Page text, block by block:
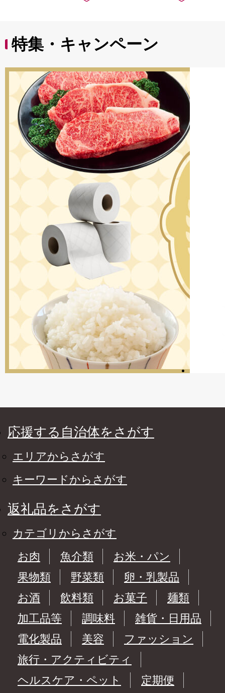
特集・キャンペーン
応援する自治体をさがす
エリアからさがす
キーワードからさがす
返礼品をさがす
カテゴリからさがす
お肉
魚介類
お米・パン
果物類
野菜類
卵・乳製品
お酒
飲料類 お菓子
麺類
加工品等
調味料
雑貨・日用品
電化製品
美容
ファッション
旅行・アクティビティ
ヘルスケア・ペット
定期便